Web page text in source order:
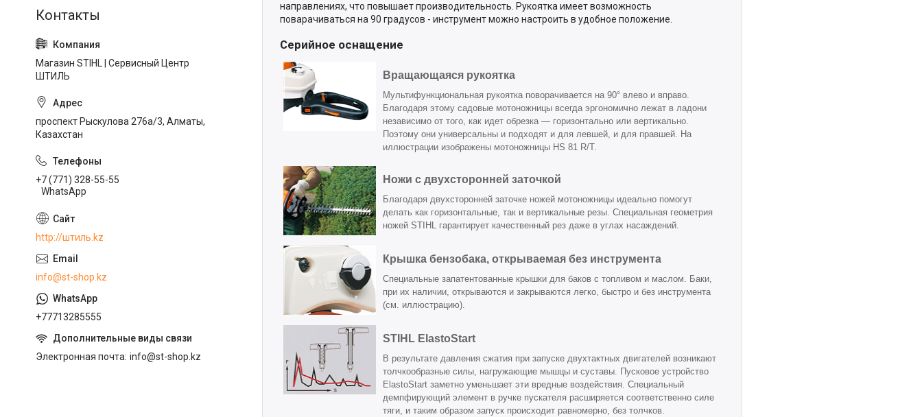
направлениях, что повышает производительность. Рукоятка имеет возможность
поварачиваться на 90 градусов - инструмент можно настроить в удобное положение.
Серийное оснащение
Вращающаяся рукоятка
Мультифункциональная рукоятка поворачивается на 90° влево и вправо.
Благодаря этому садовые мотоножницы всегда эргономично лежат в ладони
независимо от того, как идет обрезка — горизонтально или вертикально.
Поэтому они универсальны и подходят и для левшей, и для правшей. На
иллюстрации изображены мотоножницы HS 81 R/T.
Ножи с двухсторонней заточкой
Благодаря двухсторонней заточке ножей мотоножницы идеально помогут
делать как горизонтальные, так и вертикальные резы. Специальная геометрия
ножей STIHL гарантирует качественный рез даже в углах насаждений.
Крышка бензобака, открываемая без инструмента
Специальные запатентованные крышки для баков с топливом и маслом. Баки,
при их наличии, открываются и закрываются легко, быстро и без инструмента
(см. иллюстрацию).
STIHL ElastoStart
В результате давления сжатия при запуске двухтактных двигателей возникают
толчкообразные силы, нагружающие мышцы и суставы. Пусковое устройство
ElastoStart заметно уменьшает эти вредные воздействия. Специальный
демпфирующий элемент в ручке пускателя расширяется соответственно силе
тяги, и таким образом запуск происходит равномерно, без толчков.
Магазин STIHL | Сервисный Центр
ШТИЛЬ
проспект Рыскулова 276а/3, Алматы,
Казахстан
+7 (771) 328-55-55
WhatsApp
http://штиль.kz
info@st-shop.kz
+77713285555
Электронная почта info@st-shop.kz